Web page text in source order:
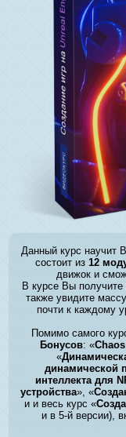
Данный курс научит
состоит из 12
движок и
В курсе Вы
также увидите
почти к каждому
Помимо самого
Бонусов: «
«
динамической
интеллекта для
устройства», «
и и весь курс «
и в 5-й версии),